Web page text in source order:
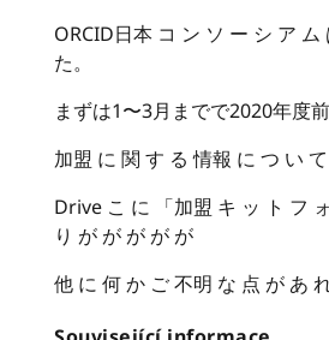
ORCID日本 コ ン ソ ー シ ア
た。
まずは1〜3月までで2020年度
加盟 に 関 す る 情報 に つ い
Drive こ に 「加盟 キ ッ ト フ
り が が が が が
他 に 何 か ご 不明 な 点 が あ れ